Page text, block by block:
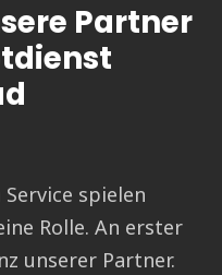
Partner
spielen
Rolle. An erster
unserer Partner.